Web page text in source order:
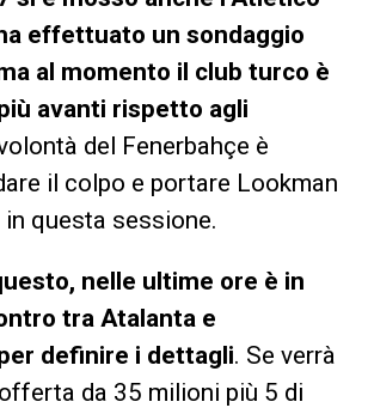
effettuato un sondaggio
al momento il club turco è
avanti rispetto agli
del Fenerbahçe è
il colpo e portare Lookman
questa sessione.
nelle ultime ore è in
tra Atalanta e
definire i dettagli. Se verrà
da 35 milioni più 5 di